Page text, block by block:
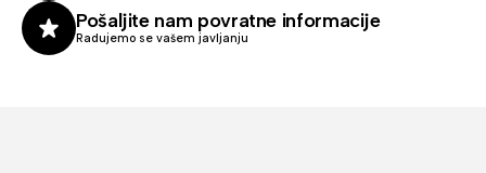
Pošaljite nam povratne informacije
Radujemo se vašem javljanju